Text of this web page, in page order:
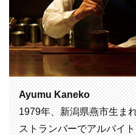
Ayumu Kaneko
1979年、新潟県燕市生ま
ストランバーでアルバイ